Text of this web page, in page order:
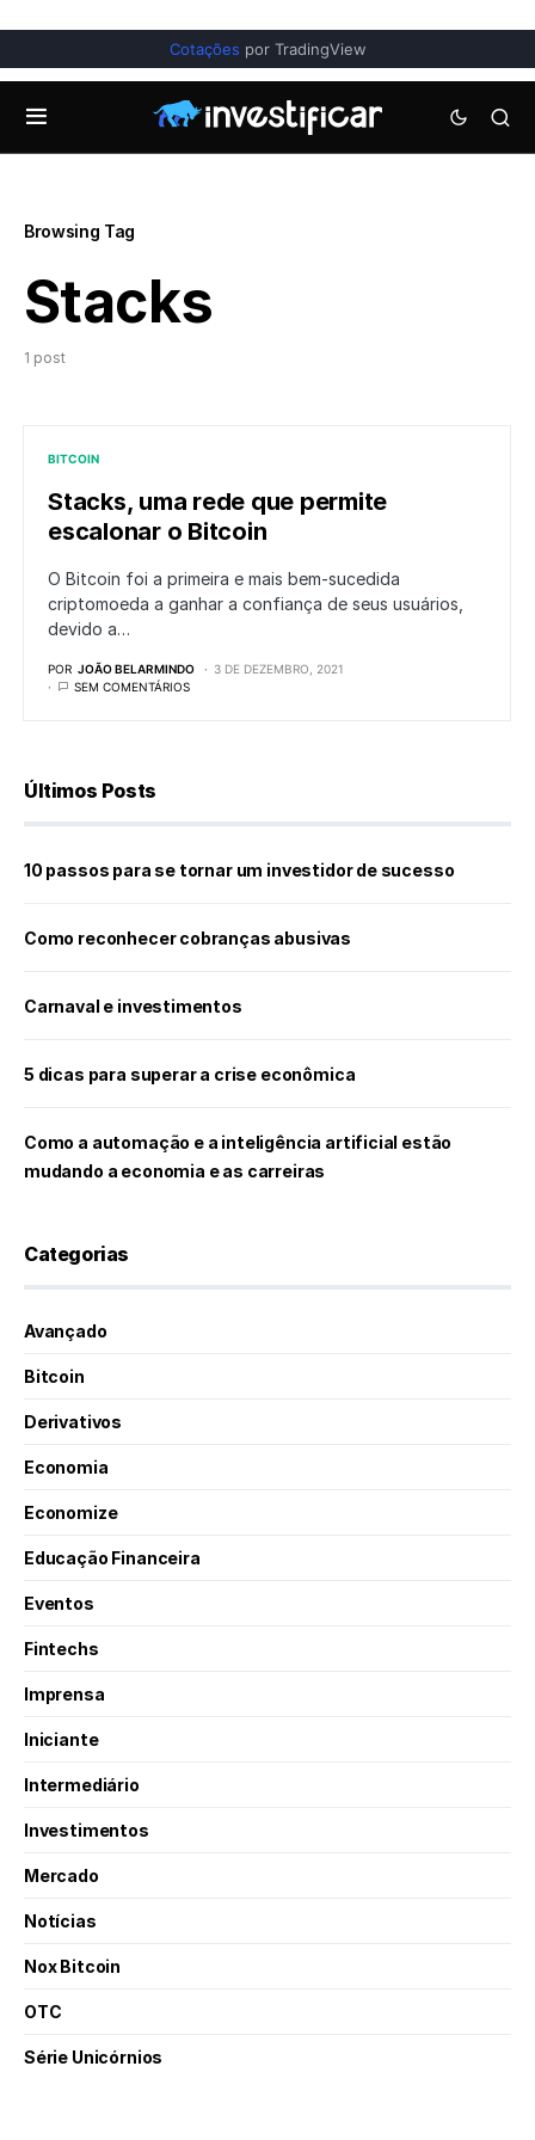
Cotações por TradingView
Browsing Tag
Stacks
1 post
BITCOIN
Stacks, uma rede que permite
escalonar o Bitcoin
O Bitcoin foi a primeira e mais bem-sucedida
criptomoeda a ganhar a confiança de seus usuários,
devido a…
POR JOÃO BELARMINDO
3 DE DEZEMBRO, 2021
SEM COMENTÁRIOS
Últimos Posts
10 passos para se tornar um investidor de sucesso
Como reconhecer cobranças abusivas
Carnaval e investimentos
5 dicas para superar a crise econômica
Como a automação e a inteligência artificial estão
mudando a economia e as carreiras
Categorias
Avançado
Bitcoin
Derivativos
Economia
Economize
Educação Financeira
Eventos
Fintechs
Imprensa
Iniciante
Intermediário
Investimentos
Mercado
Notícias
Nox Bitcoin
OTC
Série Unicórnios